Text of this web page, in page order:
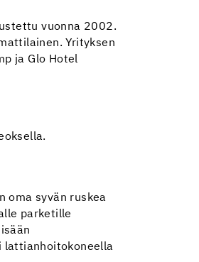
vuonna 2002.
Yrityksen
ja Glo Hotel
oma syvän ruskea
parketille
lattianhoitokoneella